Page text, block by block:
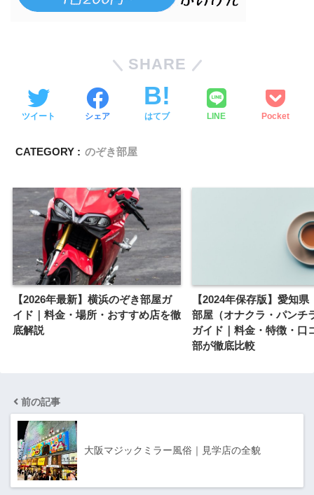
SHARE
ツイート シェア はてブ LINE Pocket
CATEGORY : のぞき部屋
【2026年最新】横浜のぞき部屋ガ
イド｜料金・場所・おすすめ店を徹
底解説
【2024年保存版】愛知県
部屋（オナクラ・パンチ
ガイド｜料金・特徴・口
部が徹底比較
前の記事
大阪マジックミラー風俗｜見学店の全貌